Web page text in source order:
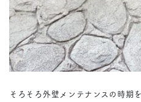
そろそろ外壁メンテナンスの時期